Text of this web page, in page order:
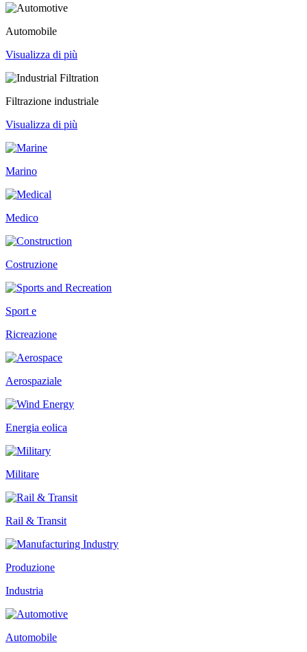
Automobile
Visualizza di più
Filtrazione industriale
Visualizza di più
Marino
Medico
Costruzione
Sport e
Ricreazione
Aerospaziale
Energia eolica
Militare
Rail & Transit
Produzione
Industria
Automobile